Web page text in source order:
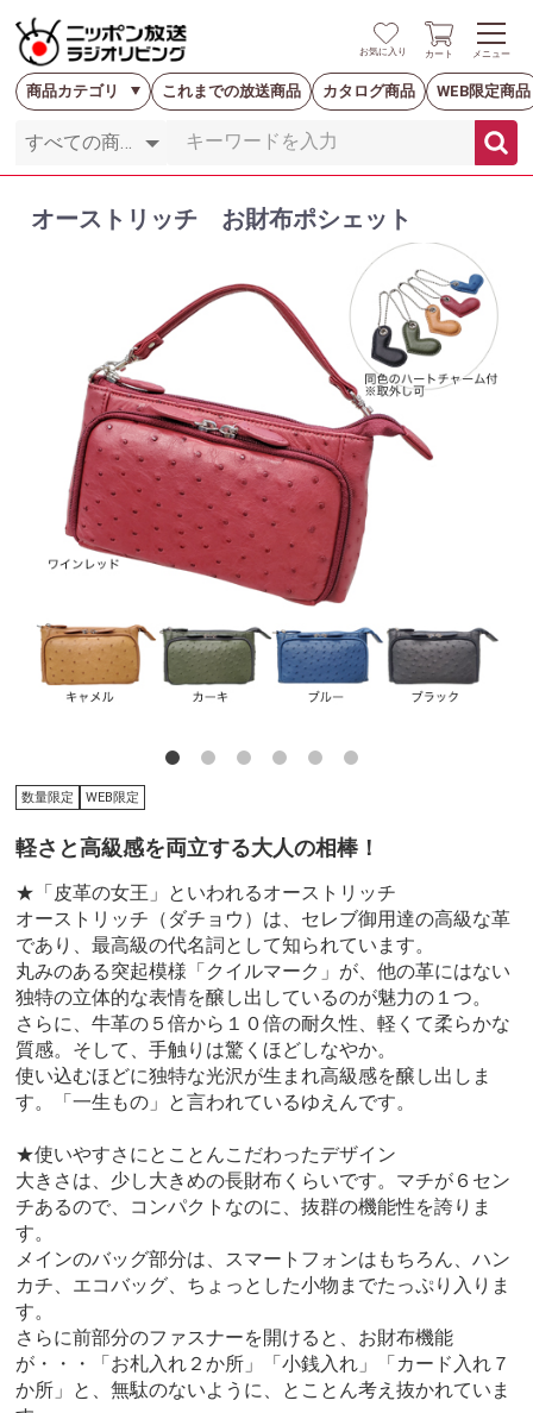
お気に入り カート メニュー
商品カテゴリ これまでの放送商品 カタログ商品 WEB限定商品
オーストリッチ お財布ポシェット
数量限定 WEB限定
軽さと高級感を両立する大人の相棒！
★「皮革の女王」といわれるオーストリッチ
オーストリッチ（ダチョウ）は、セレブ御用達の高級な革
であり、最高級の代名詞として知られています。
丸みのある突起模様「クイルマーク」が、他の革にはない
独特の立体的な表情を醸し出しているのが魅力の１つ。
さらに、牛革の５倍から１０倍の耐久性、軽くて柔らかな
質感。そして、手触りは驚くほどしなやか。
使い込むほどに独特な光沢が生まれ高級感を醸し出しま
す。「一生もの」と言われているゆえんです。
★使いやすさにとことんこだわったデザイン
大きさは、少し大きめの長財布くらいです。マチが６セン
チあるので、コンパクトなのに、抜群の機能性を誇りま
す。
メインのバッグ部分は、スマートフォンはもちろん、ハン
カチ、エコバッグ、ちょっとした小物までたっぷり入りま
す。
さらに前部分のファスナーを開けると、お財布機能
が・・・「お札入れ２か所」「小銭入れ」「カード入れ７
か所」と、無駄のないように、とことん考え抜かれていま